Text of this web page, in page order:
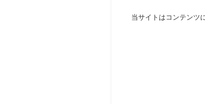
当サイトはコンテンツ